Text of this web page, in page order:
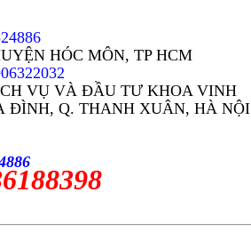
HÓC MÔN, TP HCM
VỤ VÀ ĐẦU TƯ KHOA VINH
ĐÌNH, Q. THANH XUÂN, HÀ NỘI